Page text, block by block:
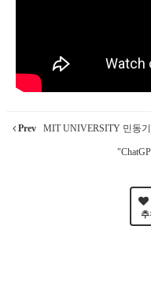
Prev MIT UNIVERSITY 민동
추